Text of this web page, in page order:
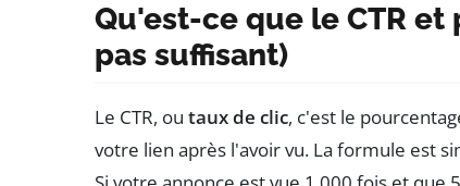
Qu'est-ce que le CTR
pas suffisant)
Le CTR, ou taux de clic, c'est le
votre lien après l'avoir vu. La formule est